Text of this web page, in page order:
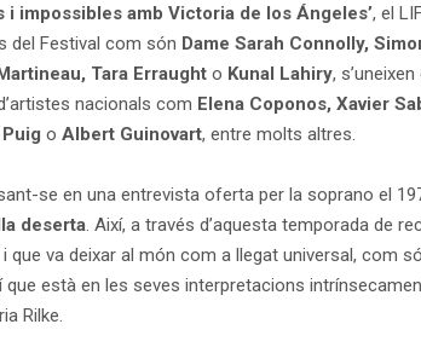
i impossibles amb Victoria de los Ángeles’, el
del Festival com són Dame Sarah Connolly,
Tara Erraught o Kunal Lahiry,
nacionals com Elena Coponos, Xavier
o Albert Guinovart, entre molts altres.
se en una entrevista oferta per la soprano el
deserta. Així, a través d’aquesta temporada de
va deixar al món com a llegat universal, com
està en les seves interpretacions
Rilke.